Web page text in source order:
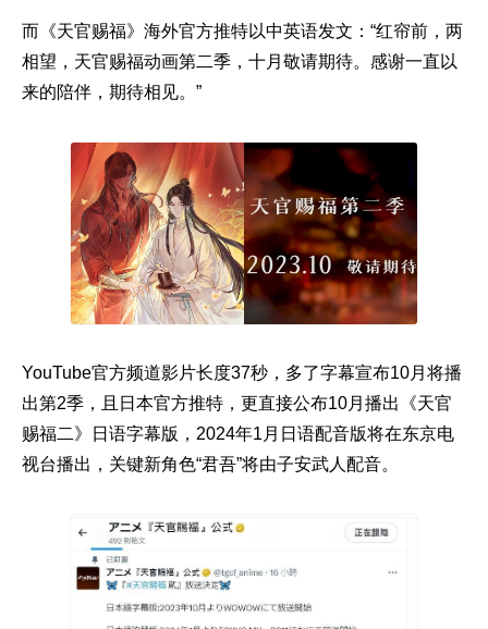
而《天官赐福》海外官方推特以中英语发文：“红帘前，两
相望，天官赐福动画第二季，十月敬请期待。感谢一直以
来的陪伴，期待相见。”
YouTube官方频道影片长度37秒，多了字幕宣布10月将播
出第2季，且日本官方推特，更直接公布10月播出《天官
赐福二》日语字幕版，2024年1月日语配音版将在东京电
视台播出，关键新角色“君吾”将由子安武人配音。